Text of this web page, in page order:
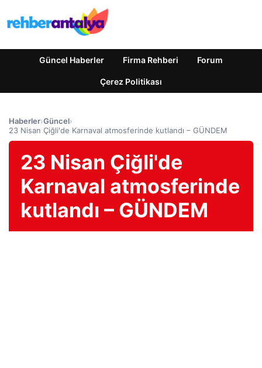
Güncel Haberler Firma Rehberi Forum
Çerez Politikası
Haberler›Güncel›
23 Nisan Çiğli'de Karnaval atmosferinde kutlandı – GÜNDEM
23 Nisan Çiğli'de
Karnaval atmosferinde
kutlandı – GÜNDEM